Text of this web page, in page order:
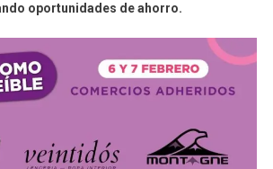
oportunidades de ahorro.